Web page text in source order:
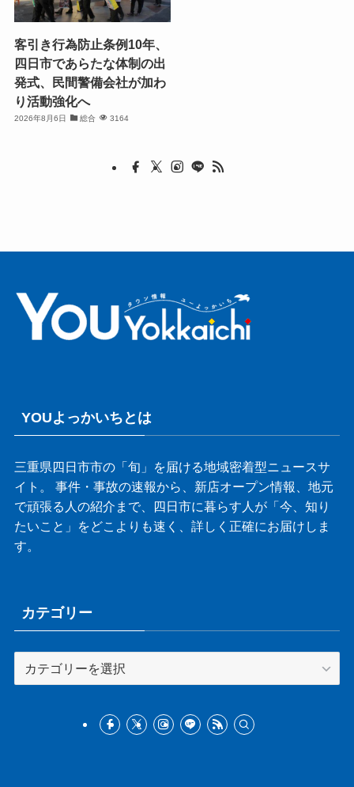
客引き行為防止条例10年、
四日市であらたな体制の出
発式、民間警備会社が加わ
り活動強化へ
2026年8月6日 総合 3164
YOUよっかいちとは
三重県四日市市の「旬」を届ける地域密着型ニュースサ
イト。 事件・事故の速報から、新店オープン情報、地元
で頑張る人の紹介まで、四日市に暮らす人が「今、知り
たいこと」をどこよりも速く、詳しく正確にお届けしま
す。
カテゴリー
テ